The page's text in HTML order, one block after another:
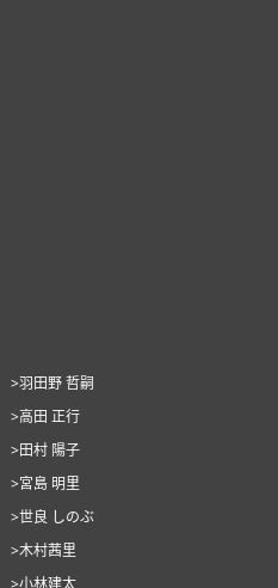
>羽田野 哲嗣
>高田 正行
>田村 陽子
>宮島 明里
>世良 しのぶ
>木村茜里
>小林建太